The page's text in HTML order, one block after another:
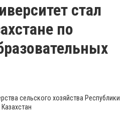
стал
по
сельского хозяйства Республики
Казахстан